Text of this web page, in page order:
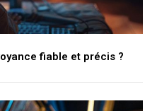
fiable et précis ?